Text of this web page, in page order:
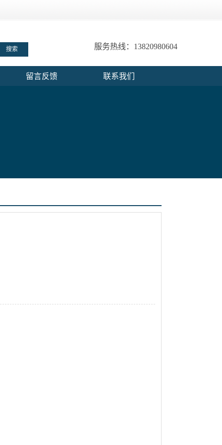
服务热线：13820980604
留言反馈 联系我们